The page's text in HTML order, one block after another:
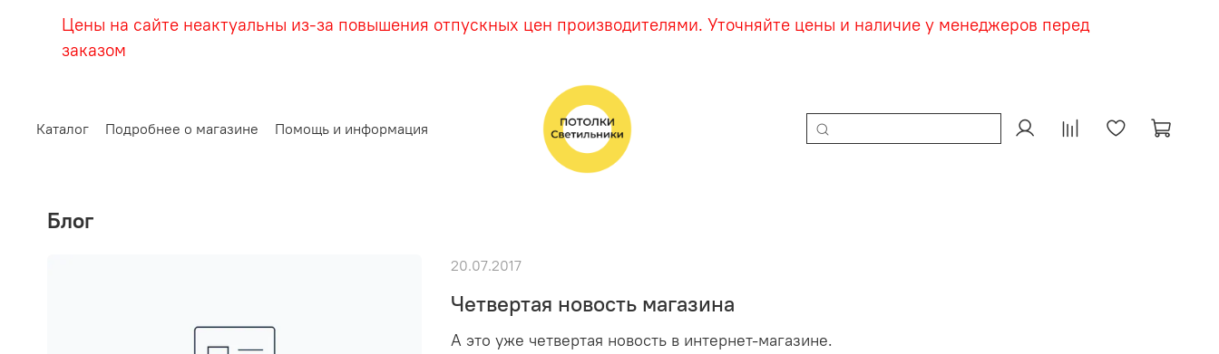
Цены на сайте неактуальны из-за повышения отпускных цен производителями. Уточняйте цены и наличие у менеджеров перед
заказом
Каталог Подробнее о магазине Помощь и информация
Блог
Четвертая новость магазина
А это уже четвертая новость в интернет-магазине.
20.07.2017